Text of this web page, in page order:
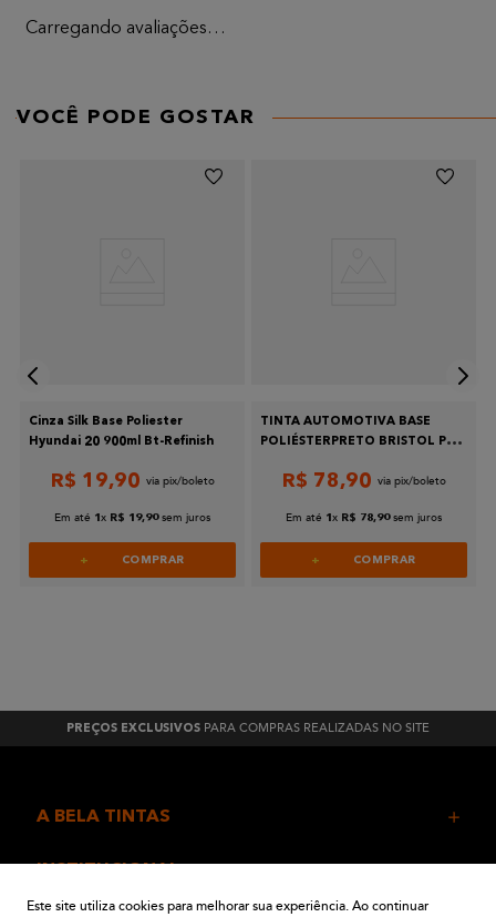
Carregando avaliações…
VOCÊ PODE GOSTAR
Cinza Silk Base Poliester
Hyundai 20 900ml Bt-Refinish
R$ 19,90
Em até 1 x R$ 19,90 sem juros
COMPRAR
TINTA AUTOMOTIVA BASE
POLIÉSTERPRETO BRISTOL PER
R$ 78,90
Em até 1 x R$ 78,90 sem juros
COMPRAR
PREÇOS EXCLUSIVOS PARA COMPRAS REALIZADAS NO SITE
A BELA TINTAS
Este site utiliza cookies para melhorar sua experiência. Ao continuar